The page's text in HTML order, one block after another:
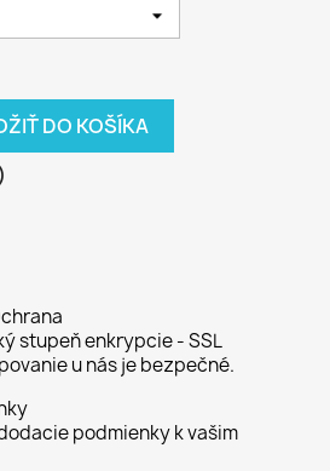
DO KOŠÍKA
stupeň enkrypcie - SSL
u nás je bezpečné.
podmienky k vašim